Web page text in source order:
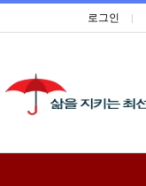
로그인